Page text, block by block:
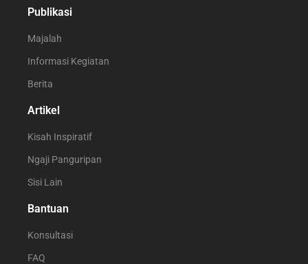
Publikasi
Majalah
Informasi Kegiatan
Berita
Artikel
Kisah Inspiratif
Ngaji Panguripan
Sisi Lain
Bantuan
Konsultasi
FAQ